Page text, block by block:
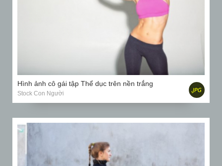
Hình ảnh cô gái tập Thể dục trên nền trắng
Stock Con Người